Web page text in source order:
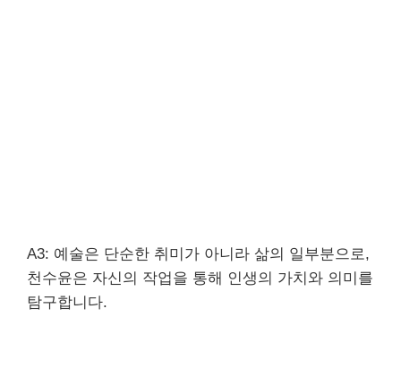
A3: 예술은 단순한 취미가 아니라 삶의 일부분으로,
천수윤은 자신의 작업을 통해 인생의 가치와 의미를
탐구합니다.